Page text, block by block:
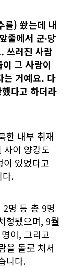
를) 쐈는데 내
줄에서 군∙당
쓰러진 사람
그 사람이
는 거예요. 다
다고 하더라
한 내부 취재
사이 양강도
있었다고
.
명 등 총 9명
형됐으며, 9월
이, 그리고
을 돌로 쳐서
니다.